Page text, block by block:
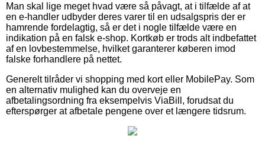
Man skal lige meget hvad være så påvagt, at i tilfælde af at
en e-handler udbyder deres varer til en udsalgspris der er
hamrende fordelagtig, så er det i nogle tilfælde være en
indikation på en falsk e-shop. Kortkøb er trods alt indbefattet
af en lovbestemmelse, hvilket garanterer køberen imod
falske forhandlere på nettet.
Generelt tilråder vi shopping med kort eller MobilePay. Som
en alternativ mulighed kan du overveje en
afbetalingsordning fra eksempelvis ViaBill, forudsat du
efterspørger at afbetale pengene over et længere tidsrum.